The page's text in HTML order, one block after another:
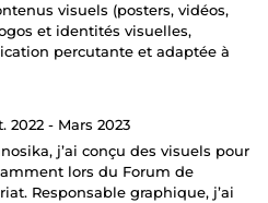
visuels (posters, vidéos,
et identités visuelles,
percutante et adaptée à
2022 - Mars 2023
j’ai conçu des visuels pour
lors du Forum de
Responsable graphique, j’ai